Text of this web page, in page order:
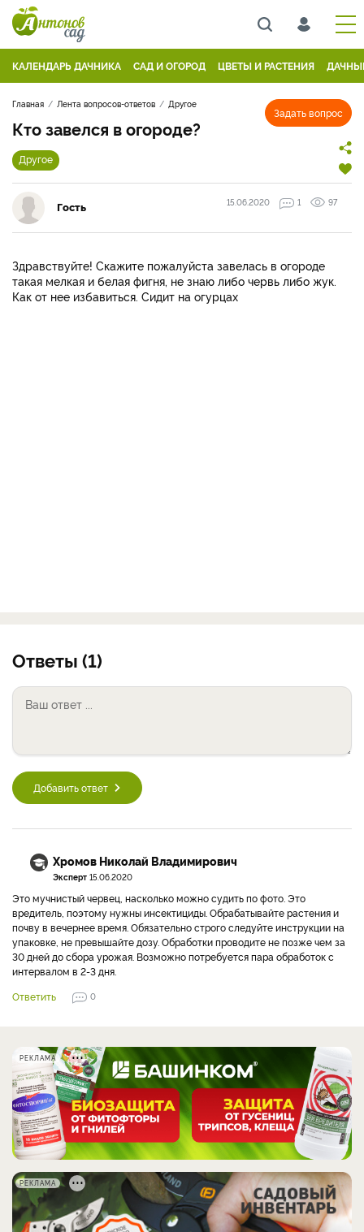
КАЛЕНДАРЬ ДАЧНИКА САД И ОГОРОД ЦВЕТЫ И РАСТЕНИЯ
Задать вопрос
Главная Лента вопросов-ответов Другое
Кто завелся в огороде?
Другое
Гость 15.06.2020 1 97
Здравствуйте! Скажите пожалуйста завелась в огороде
такая мелкая и белая фигня, не знаю либо червь либо жук.
Как от нее избавиться. Сидит на огурцах
Ответы (1)
Добавить ответ
Хромов Николай Владимирович
Эксперт 15.06.2020
Это мучнистый червец, насколько можно судить по фото. Это
вредитель, поэтому нужны инсектициды. Обрабатывайте растения и
почву в вечернее время. Обязательно строго следуйте инструкции на
упаковке, не превышайте дозу. Обработки проводите не позже чем за
30 дней до сбора урожая. Возможно потребуется пара обработок с
интервалом в 2-3 дня.
Ответить
0
РЕКЛАМА
РЕКЛАМА